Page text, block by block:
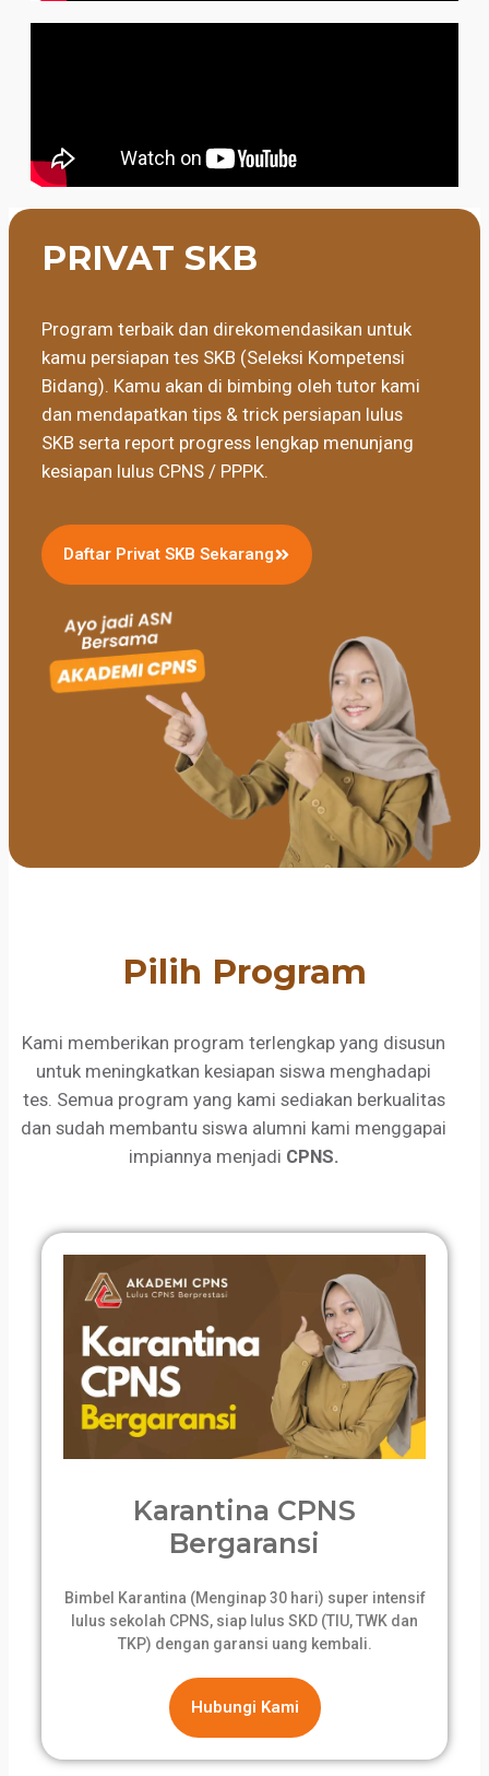
PRIVAT SKB
Program terbaik dan direkomendasikan untuk
kamu persiapan tes SKB (Seleksi Kompetensi
Bidang). Kamu akan di bimbing oleh tutor kami
dan mendapatkan tips & trick persiapan lulus
SKB serta report progress lengkap menunjang
kesiapan lulus CPNS / PPPK.
Daftar Privat SKB Sekarang
Pilih Program
Kami memberikan program terlengkap yang disusun
untuk meningkatkan kesiapan siswa menghadapi
tes. Semua program yang kami sediakan berkualitas
dan sudah membantu siswa alumni kami menggapai
impiannya menjadi CPNS.
Karantina CPNS
Bergaransi
Bimbel Karantina (Menginap 30 hari) super intensif
lulus sekolah CPNS, siap lulus SKD (TIU, TWK dan
TKP) dengan garansi uang kembali.
Hubungi Kami